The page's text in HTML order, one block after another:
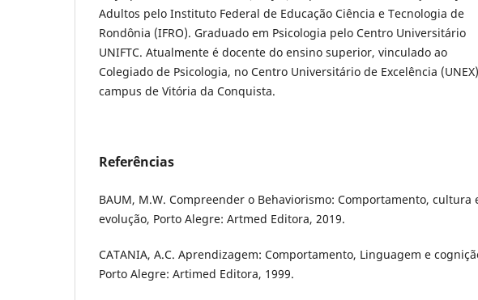
Adultos pelo Instituto Federal de Educação Ciência e Tecnologia de
Rondônia (IFRO). Graduado em Psicologia pelo Centro Universitário
UNIFTC. Atualmente é docente do ensino superior, vinculado ao
Colegiado de Psicologia, no Centro Universitário de Excelência (UNEX)
campus de Vitória da Conquista.
Referências
BAUM, M.W. Compreender o Behaviorismo: Comportamento, cultura
evolução, Porto Alegre: Artmed Editora, 2019.
CATANIA, A.C. Aprendizagem: Comportamento, Linguagem e
Porto Alegre: Artimed Editora, 1999.